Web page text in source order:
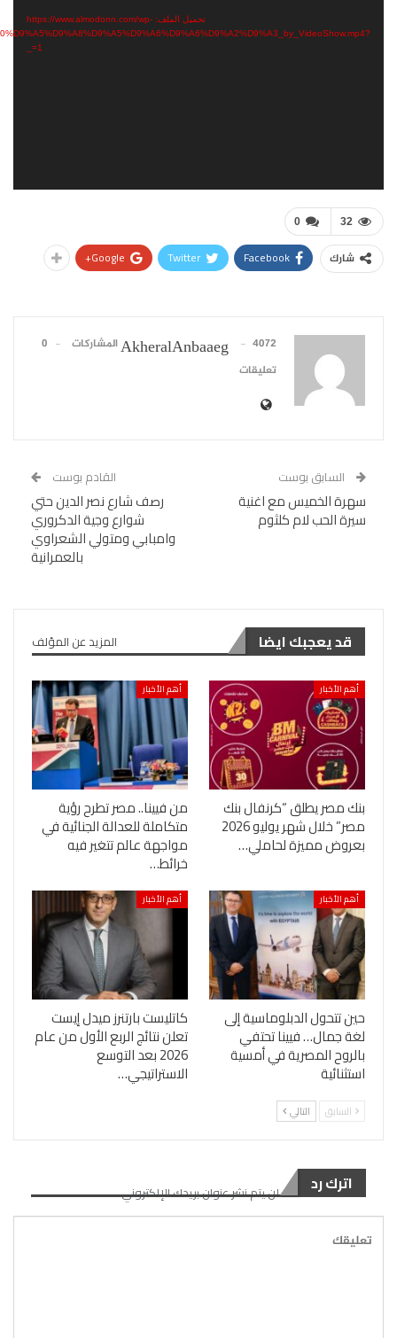
تحميل الملف: https://www.almodonn.com/wp-
_=1
0 32
شارك Facebook
Twitter
Google+
AkheralAnbaaeg 4072 المشاركات
0
تعليقات
السابق بوست
سهرة الخميس مع اغنية
سيرة الحب لام كلثوم
القادم بوست
رصف شارع نصر الدين حتي
شوارع وجية الدكروري
وامبابي ومتولي الشعراوي
بالعمرانية
قد يعجبك ايضا المزيد عن المؤلف
أهم الأخبار
بنك مصر يطلق “كرنفال بنك
مصر” خلال شهر يوليو 2026
بعروض مميزة لحاملي…
أهم الأخبار
من فيينا.. مصر تطرح رؤية
متكاملة للعدالة الجنائية في
مواجهة عالم تتغير فيه
خرائط…
أهم الأخبار
حين تتحول الدبلوماسية إلى
لغة جمال… فيينا تحتفي
بالروح المصرية في أمسية
استثنائية
أهم الأخبار
كاتليست بارتنرز ميدل إيست
تعلن نتائج الربع الأول من عام
2026 بعد التوسع
الاستراتيجي…
السابق التالي
اترك رد لن يتم نشر عنوان بريدك الإلكتروني.